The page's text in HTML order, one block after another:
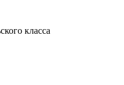
класса